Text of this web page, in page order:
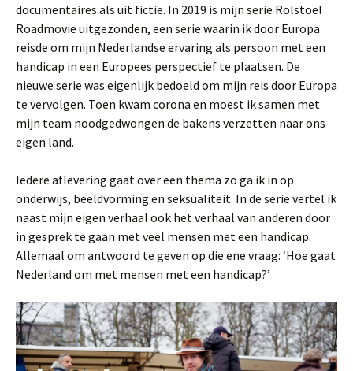
documentaires als uit fictie. In 2019 is mijn serie Rolstoel
Roadmovie uitgezonden, een serie waarin ik door Europa
reisde om mijn Nederlandse ervaring als persoon met een
handicap in een Europees perspectief te plaatsen. De
nieuwe serie was eigenlijk bedoeld om mijn reis door Europa
te vervolgen. Toen kwam corona en moest ik samen met
mijn team noodgedwongen de bakens verzetten naar ons
eigen land.
Iedere aflevering gaat over een thema zo ga ik in op
onderwijs, beeldvorming en seksualiteit. In de serie vertel ik
naast mijn eigen verhaal ook het verhaal van anderen door
in gesprek te gaan met veel mensen met een handicap.
Allemaal om antwoord te geven op die ene vraag: ‘Hoe gaat
Nederland om met mensen met een handicap?’